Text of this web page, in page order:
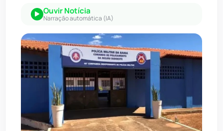
Ouvir Notícia
Narração automática (IA)